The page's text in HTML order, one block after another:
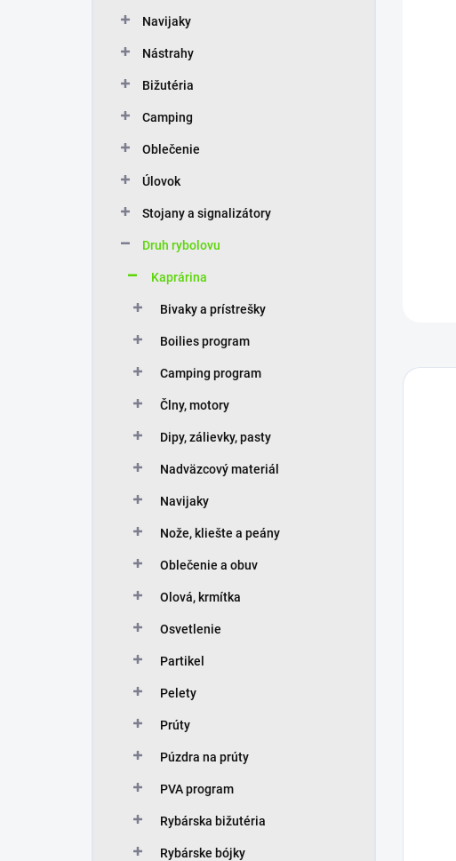
Navijaky
Nástrahy
Bižutéria
Camping
Oblečenie
Úlovok
Stojany a signalizátory
Druh rybolovu
Kaprárina
Bivaky a prístrešky
Boilies program
Camping program
Člny, motory
Dipy, zálievky, pasty
Nadväzcový materiál
Navijaky
Nože, kliešte a peány
Oblečenie a obuv
Olová, krmítka
Osvetlenie
Partikel
Pelety
Prúty
Púzdra na prúty
PVA program
Rybárska bižutéria
Rybárske bójky